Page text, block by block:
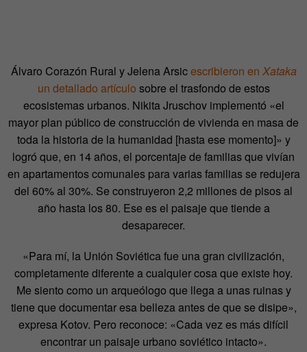
Álvaro Corazón Rural y Jelena Arsicescribieron en Xataka
un detallado artículo sobre el trasfondo de estos
ecosistemas urbanos. Nikita Jruschov implementó «el
mayor plan público de construcción de vivienda en masa de
toda la historia de la humanidad [hasta ese momento]» y
logró que, en 14 años, el porcentaje de familias que vivían
en apartamentos comunales para varias familias se redujera
del 60% al 30%. Se construyeron 2,2 millones de pisos al
año hasta los 80. Ese es el paisaje que tiende a
desaparecer.
«Para mí, la Unión Soviética fue una gran civilización,
completamente diferente a cualquier cosa que existe hoy.
Me siento como un arqueólogo que llega a unas ruinas y
tiene que documentar esa belleza antes de que se disipe»,
expresa Kotov. Pero reconoce: «Cada vez es más difícil
encontrar un paisaje urbano soviético intacto».